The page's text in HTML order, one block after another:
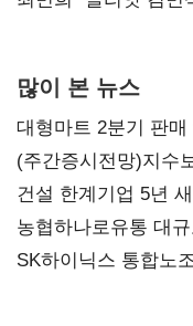
많이 본 뉴스
대형마트 2분기 판
(주간증시전망)지수
건설 한계기업 5년
확대
농협하나로유통 대
과징금 4억6200만원
SK하이닉스 통합노